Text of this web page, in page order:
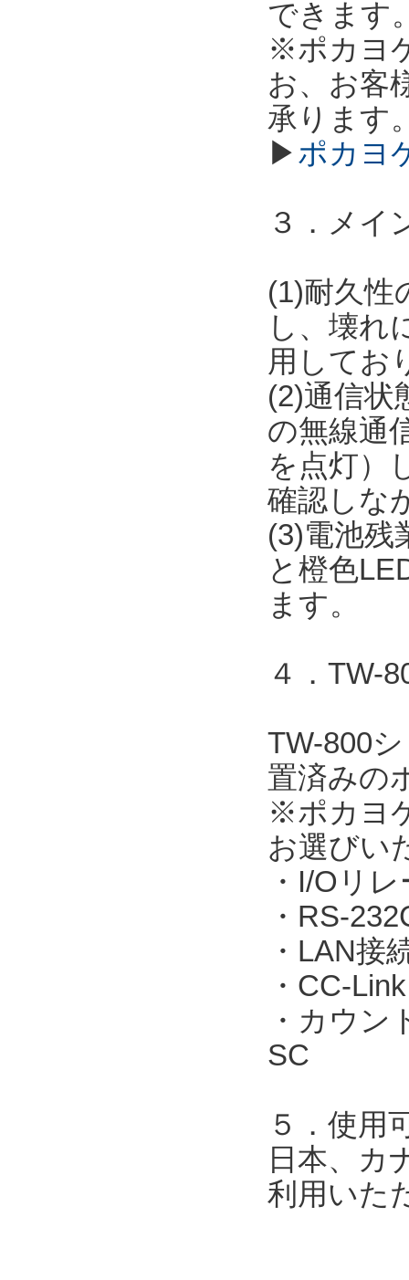
できます
※ポカヨ
お、お客
承ります
▶ポカヨ
３．メイ
(1)耐久性
し、壊れ
用してお
(2)通信状
の無線通
を点灯）
確認しな
(3)電池残
と橙色
ます。
４．TW-
TW-800
置済みの
※ポカヨ
お選びい
・I/Oリ
・RS-
・LAN接
・CC-
・カウン
SC
５．使用
日本、カ
利用いた